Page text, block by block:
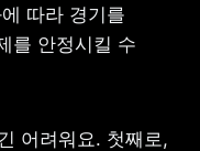
따라 경기를
를 안정시킬 수
어려워요. 첫째로,